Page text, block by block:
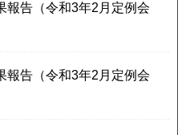
報告（令和3年2月定例会
報告（令和3年2月定例会